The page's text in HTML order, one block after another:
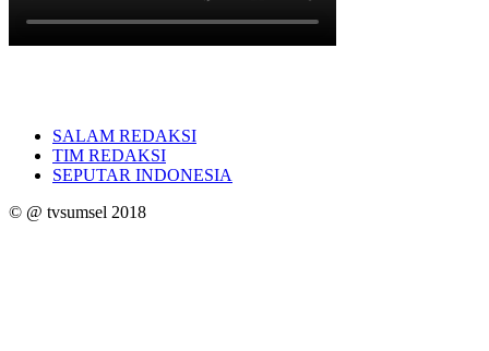
SALAM REDAKSI
TIM REDAKSI
SEPUTAR INDONESIA
© @ tvsumsel 2018